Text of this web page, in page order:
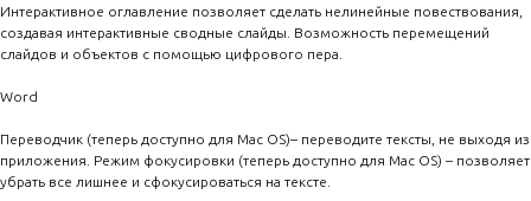
Интерактивное оглавление позволяет сделать нелинейные повествования,
создавая интерактивные сводные слайды. Возможность перемещений
слайдов и объектов с помощью цифрового пера.
Word
Переводчик (теперь доступно для Mac OS)– переводите тексты, не выходя из
приложения. Режим фокусировки (теперь доступно для Mac OS) – позволяет
убрать все лишнее и сфокусироваться на тексте.